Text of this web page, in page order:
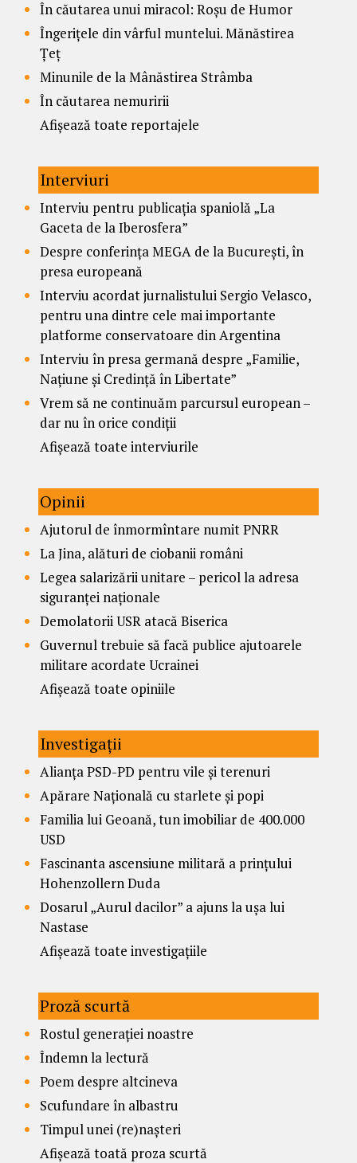
În căutarea unui miracol: Roșu de Humor
Îngerițele din vârful muntelui. Mănăstirea
Țeț
Minunile de la Mânăstirea Strâmba
În căutarea nemuririi
Afișează toate reportajele
Interviuri
Interviu pentru publicația spaniolă „La
Gaceta de la Iberosfera”
Despre conferința MEGA de la București, în
presa europeană
Interviu acordat jurnalistului Sergio Velasco,
pentru una dintre cele mai importante
platforme conservatoare din Argentina
Interviu în presa germană despre „Familie,
Națiune și Credință în Libertate”
Vrem să ne continuăm parcursul european –
dar nu în orice condiții
Afișează toate interviurile
Opinii
Ajutorul de înmormîntare numit PNRR
La Jina, alături de ciobanii români
Legea salarizării unitare – pericol la adresa
siguranței naționale
Demolatorii USR atacă Biserica
Guvernul trebuie să facă publice ajutoarele
militare acordate Ucrainei
Afișează toate opiniile
Investigații
Alianța PSD-PD pentru vile și terenuri
Apărare Națională cu starlete și popi
Familia lui Geoană, tun imobiliar de 400.000
USD
Fascinanta ascensiune militară a prințului
Hohenzollern Duda
Dosarul „Aurul dacilor” a ajuns la ușa lui
Nastase
Afișează toate investigațiile
Proză scurtă
Rostul generației noastre
Îndemn la lectură
Poem despre altcineva
Scufundare în albastru
Timpul unei (re)nașteri
Afișează toată proza scurtă